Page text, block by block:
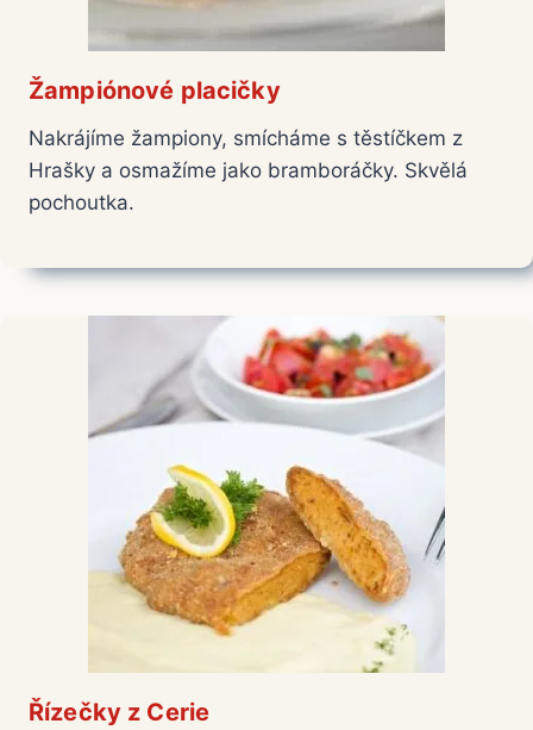
Žampiónové placičky
Nakrájíme žampiony, smícháme s těstíčkem z
Hrašky a osmažíme jako bramboráčky. Skvělá
pochoutka.
Řízečky z Cerie